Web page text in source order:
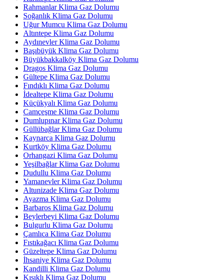
Rahmanlar Klima Gaz Dolumu
Soğanlık Klima Gaz Dolumu
Uğur Mumcu Klima Gaz Dolumu
Altıntepe Klima Gaz Dolumu
Aydınevler Klima Gaz Dolumu
Başıbüyük Klima Gaz Dolumu
Büyükbakkalköy Klima Gaz Dolumu
Dragos Klima Gaz Dolumu
Gültepe Klima Gaz Dolumu
Fındıklı Klima Gaz Dolumu
İdealtepe Klima Gaz Dolumu
Küçükyalı Klima Gaz Dolumu
Camçeşme Klima Gaz Dolumu
Dumlupınar Klima Gaz Dolumu
Güllübağlar Klima Gaz Dolumu
Kaynarca Klima Gaz Dolumu
Kurtköy Klima Gaz Dolumu
Orhangazi Klima Gaz Dolumu
Yeşilbağlar Klima Gaz Dolumu
Dudullu Klima Gaz Dolumu
Yamanevler Klima Gaz Dolumu
Altunizade Klima Gaz Dolumu
Ayazma Klima Gaz Dolumu
Barbaros Klima Gaz Dolumu
Beylerbeyi Klima Gaz Dolumu
Bulgurlu Klima Gaz Dolumu
Çamlıca Klima Gaz Dolumu
Fıstıkağacı Klima Gaz Dolumu
Güzeltepe Klima Gaz Dolumu
İhsaniye Klima Gaz Dolumu
Kandilli Klima Gaz Dolumu
Kısıklı Klima Gaz Dolumu